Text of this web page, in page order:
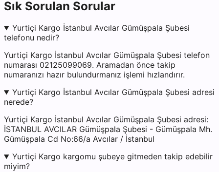
Sık Sorulan Sorular
Yurtiçi Kargo İstanbul Avcılar Gümüşpala Şubesi
telefonu nedir?
Yurtiçi Kargo İstanbul Avcılar Gümüşpala Şubesi telefon
numarası 02125099069. Aramadan önce takip
numaranızı hazır bulundurmanız işlemi hızlandırır.
Yurtiçi Kargo İstanbul Avcılar Gümüşpala Şubesi adresi
nerede?
Yurtiçi Kargo İstanbul Avcılar Gümüşpala Şubesi adresi:
İSTANBUL AVCILAR Gümüşpala Şubesi - Gümüşpala Mh.
Gümüşpala Cd No:66/a Avcılar / İstanbul
Yurtiçi Kargo kargomu şubeye gitmeden takip edebilir
miyim?